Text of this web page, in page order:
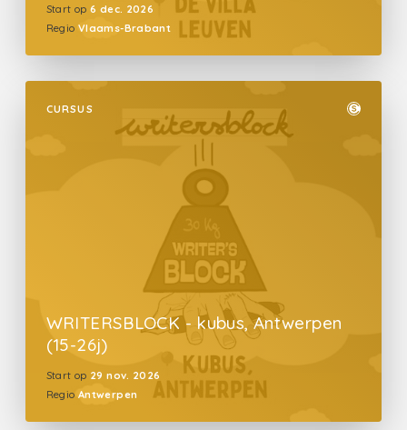
Start op 6 dec. 2026
Regio Vlaams-Brabant
CURSUS
WRITERSBLOCK - kubus, Antwerpen
(15-26j)
Start op 29 nov. 2026
Regio Antwerpen